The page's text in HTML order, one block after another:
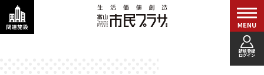
新規登録
ログイン